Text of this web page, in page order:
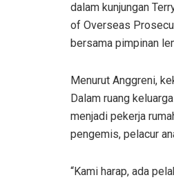
dalam kunjungan
of Overseas
bersama pimpinan
Menurut Anggreni,
Dalam ruang
menjadi pekerja
pengemis, pelacur
“Kami harap, ada